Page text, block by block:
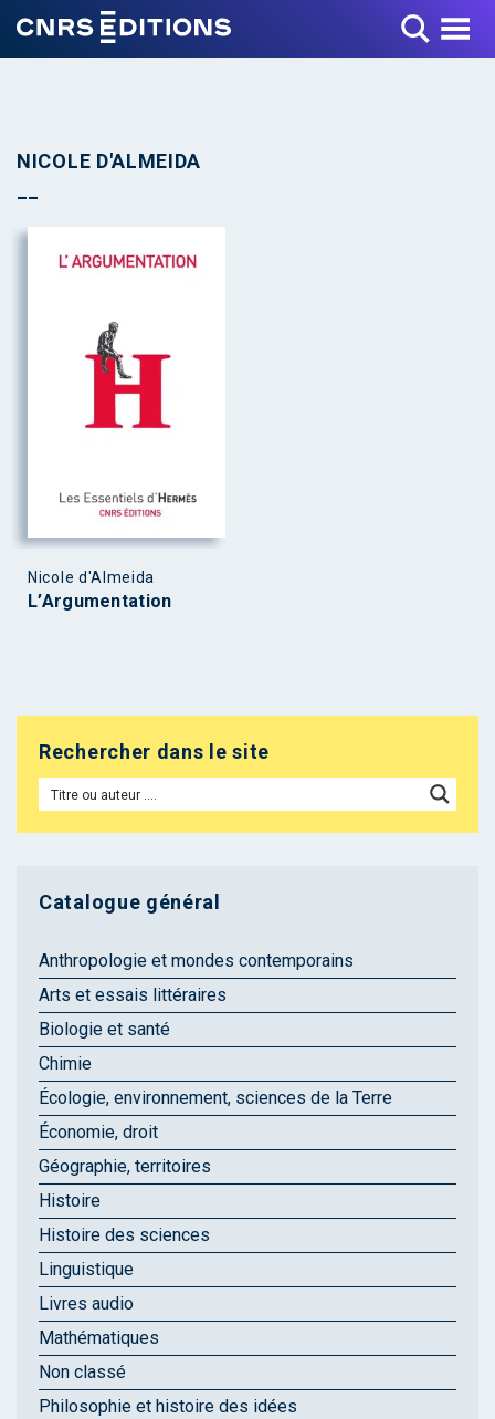
Toggle Menu
NICOLE D'ALMEIDA
Nicole d'Almeida
L’Argumentation
Rechercher dans le site
Catalogue général
Anthropologie et mondes contemporains
Arts et essais littéraires
Biologie et santé
Chimie
Écologie, environnement, sciences de la Terre
Économie, droit
Géographie, territoires
Histoire
Histoire des sciences
Linguistique
Livres audio
Mathématiques
Non classé
Philosophie et histoire des idées